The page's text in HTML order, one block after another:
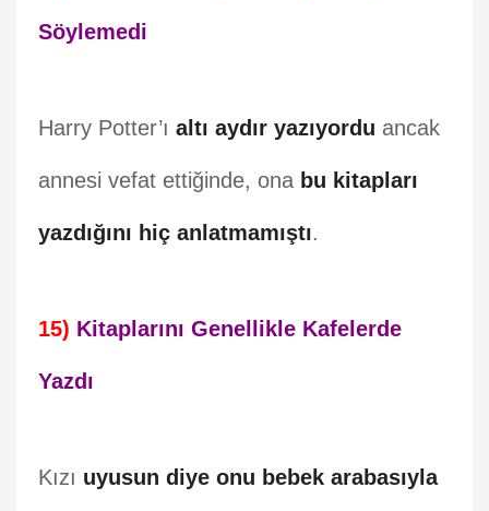
Söylemedi
Harry Potter’ı altı aydır yazıyordu ancak
annesi vefat ettiğinde, ona bu kitapları
yazdığını hiç anlatmamıştı.
15) Kitaplarını Genellikle Kafelerde
Yazdı
Kızı uyusun diye onu bebek arabasıyla